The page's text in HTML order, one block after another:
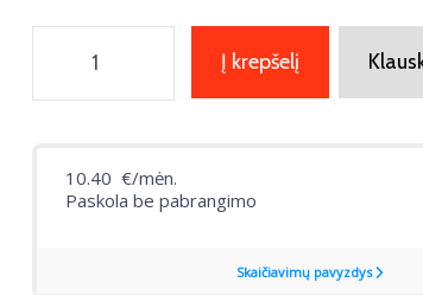
Į krepšelį